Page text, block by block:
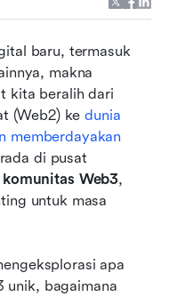
baru, termasuk
makna
kita beralih dari
(Web2) ke dunia
memberdayakan
di pusat
Web3,
untuk masa
apa
unik, bagaimana
platform
komunitas
berikutnya
Tantangan,
depan
komunitas